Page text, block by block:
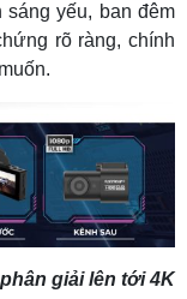
sáng yếu, ban đêm
rõ ràng, chính
giải lên tới 4K